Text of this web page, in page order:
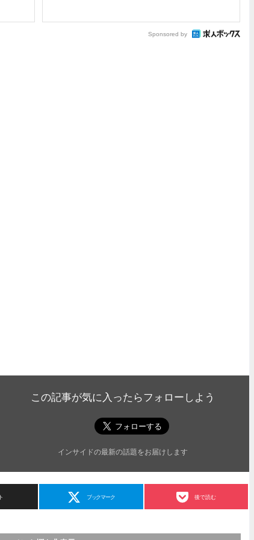
Sponsored by
この記事が気に入ったらフォローしよう
インサイドの最新の話題をお届けします
ブックマーク 後で読む